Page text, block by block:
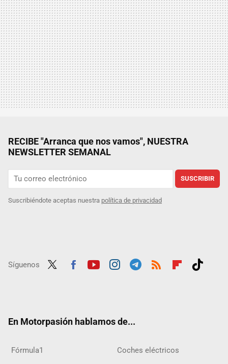
RECIBE "Arranca que nos vamos", NUESTRA
NEWSLETTER SEMANAL
SUSCRIBIR
Suscribiéndote aceptas nuestra política de privacidad
Síguenos
En Motorpasión hablamos de...
Fórmula1 Coches eléctricos